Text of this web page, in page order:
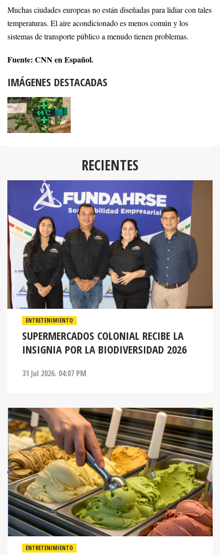
Muchas ciudades europeas no están diseñadas para lidiar con tales
temperaturas. El aire acondicionado es menos común y los
sistemas de transporte público a menudo tienen problemas.
Fuente: CNN en Español.
IMÁGENES DESTACADAS
RECIENTES
ENTRETENIMIENTO
SUPERMERCADOS COLONIAL RECIBE LA
INSIGNIA POR LA BIODIVERSIDAD 2026
31 Jul 2026. 04:07 PM
ENTRETENIMIENTO